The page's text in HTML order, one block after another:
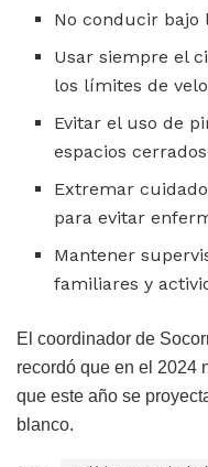
No conducir bajo
Usar siempre el
los límites de
Evitar el uso de
espacios
Extremar
para evitar
Mantener
familiares y
El coordinador de
recordó que en el 2024
que este año se
blanco.